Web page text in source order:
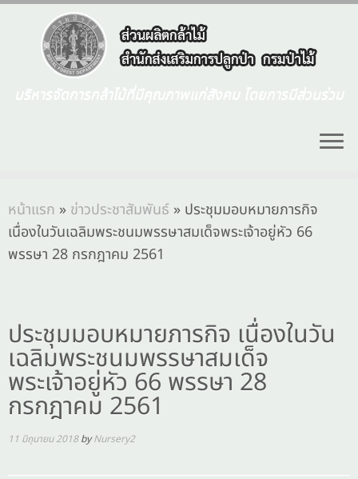
หน้าแรก » ข่าวประชาสัมพันธ์ » ประชุมมอบหมายภารกิจ
เนื่องในวันเฉลิมพระชนมพรรษาสมเด็จพระเจ้าอยู่หัว 66
พรรษา 28 กรกฎาคม 2561
ประชุมมอบหมายภารกิจ เนื่องในวัน
เฉลิมพระชนมพรรษาสมเด็จ
พระเจ้าอยู่หัว 66 พรรษา 28
กรกฎาคม 2561
11 มิถุนายน 2018 byNursery2